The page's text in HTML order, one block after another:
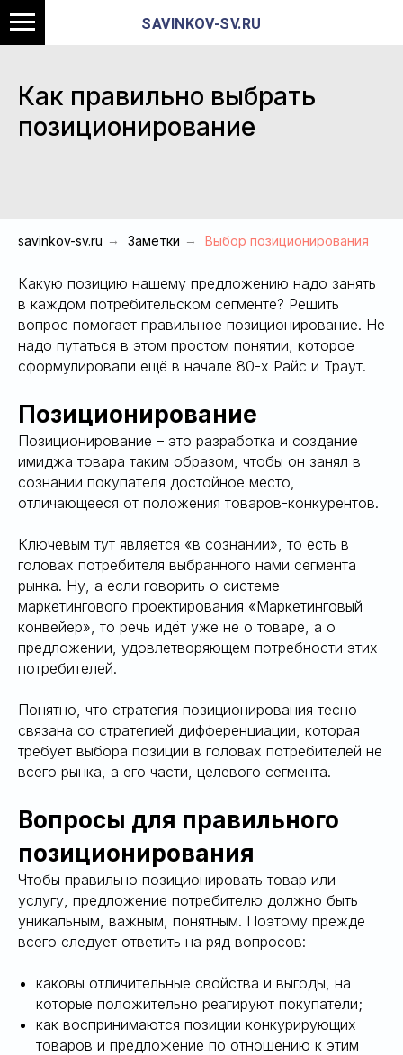
SAVINKOV-SV.RU
Как правильно выбрать
позиционирование
savinkov-sv.ru → Заметки → Выбор позиционирования
Какую позицию нашему предложению надо занять
в каждом потребительском сегменте? Решить
вопрос помогает правильное позиционирование. Не
надо путаться в этом простом понятии, которое
сформулировали ещё в начале 80-х Райс и Траут.
Позиционирование
Позиционирование – это разработка и создание
имиджа товара таким образом, чтобы он занял в
сознании покупателя достойное место,
отличающееся от положения товаров-конкурентов.
Ключевым тут является «в сознании», то есть в
головах потребителя выбранного нами сегмента
рынка. Ну, а если говорить о системе
маркетингового проектирования «Маркетинговый
конвейер», то речь идёт уже не о товаре, а о
предложении, удовлетворяющем потребности этих
потребителей.
Понятно, что стратегия позиционирования тесно
связана со стратегией дифференциации, которая
требует выбора позиции в головах потребителей не
всего рынка, а его части, целевого сегмента.
Вопросы для правильного
позиционирования
Чтобы правильно позиционировать товар или
услугу, предложение потребителю должно быть
уникальным, важным, понятным. Поэтому прежде
всего следует ответить на ряд вопросов:
каковы отличительные свойства и выгоды, на
которые положительно реагируют покупатели;
как воспринимаются позиции конкурирующих
товаров и предложение по отношению к этим